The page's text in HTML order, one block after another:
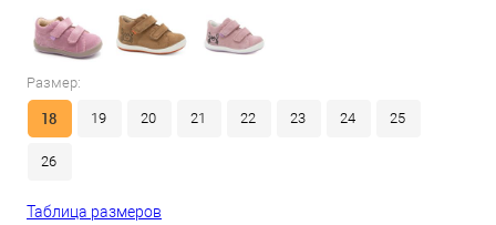
Размер:
18 19 20 21 22 23 24 25
26
Таблица размеров